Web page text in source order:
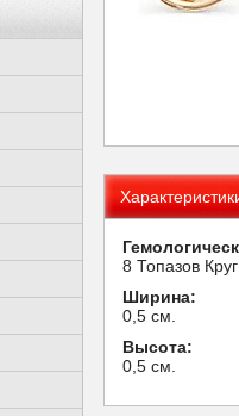
8 Топазов
Ширина:
0,5 см.
Высота:
0,5 см.